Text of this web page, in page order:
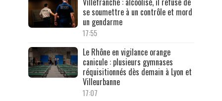
se soumettre à un contrôle et mord
un gendarme
17:55
Le Rhône en vigilance orange
canicule : plusieurs gymnases
réquisitionnés dès demain à Lyon et
Villeurbanne
17:07